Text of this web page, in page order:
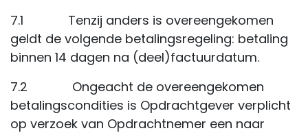
7.1 Tenzij anders is overeengekomen
geldt de volgende betalingsregeling: betaling
binnen 14 dagen na (deel)factuurdatum.
7.2 Ongeacht de overeengekomen
betalingscondities is Opdrachtgever verplicht
op verzoek van Opdrachtnemer een naar